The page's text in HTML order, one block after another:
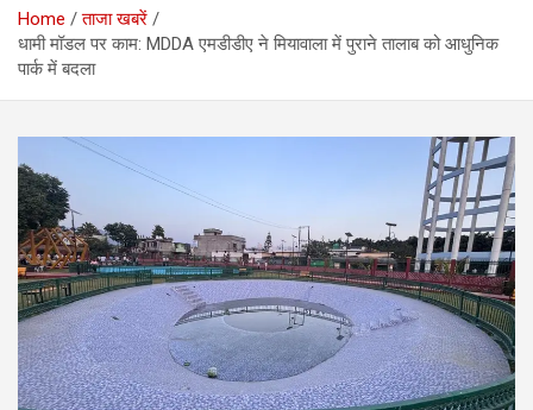
Home
ताजा खबरें
धामी मॉडल पर काम: MDDA एमडीडीए ने मियावाला में पुराने तालाब को आधुनिक
पार्क में बदला